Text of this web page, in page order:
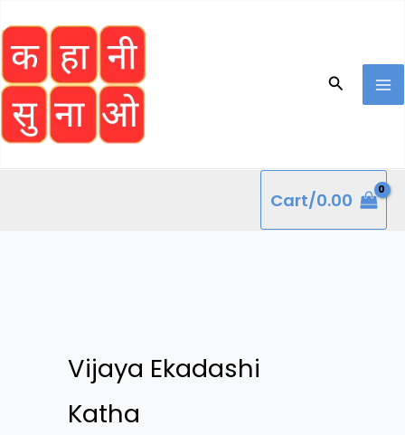
to
content
Search
Cart/0.00
Vijaya Ekadashi
Katha